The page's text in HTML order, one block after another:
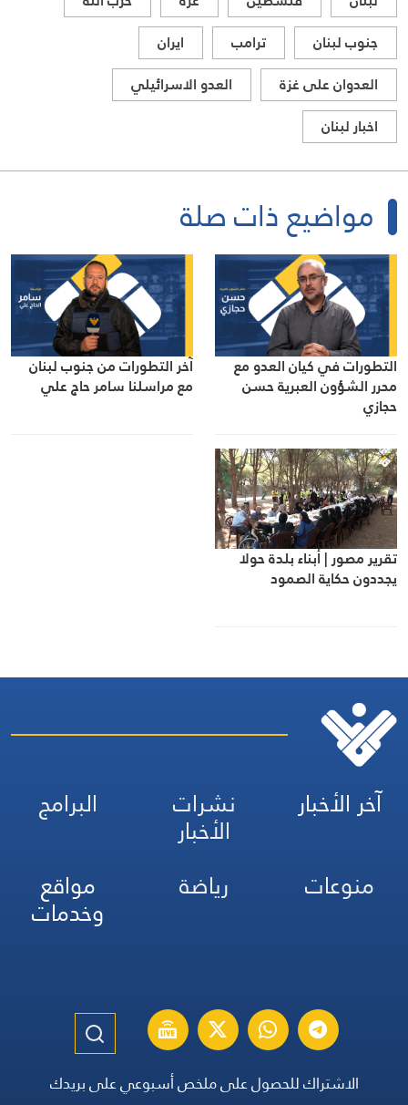
جنوب لبنان
ترامب
ايران
العدوان على غزة
العدو الاسرائيلي
اخبار لبنان
مواضيع ذات صلة
التطورات في كيان العدو مع
محرر الشؤون العبرية حسن
حجازي
آخر التطورات من جنوب لبنان
مع مراسلنا سامر حاج علي
تقرير مصور | أبناء بلدة حولا
يجددون حكاية الصمود
آخر الأخبار نشرات
الأخبار
البرامج
منوعات
رياضة مواقع
وخدمات
الاشتراك للحصول على ملخص أسبوعي على بريدك